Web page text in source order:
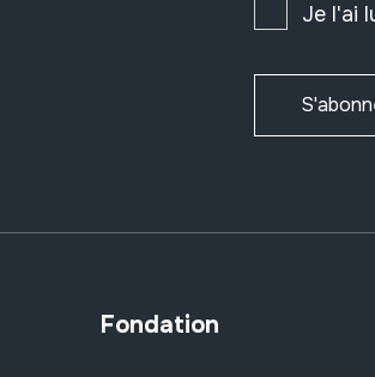
Je l'ai
Fondation